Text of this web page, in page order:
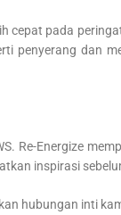
cepat pada
penyerang dan
Re-Energize
inspirasi
hubungan inti